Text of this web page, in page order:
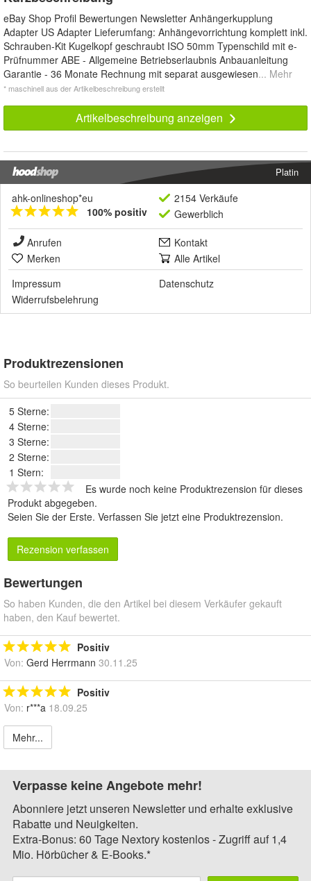
eBay Shop Profil Bewertungen Newsletter Anhängerkupplung
Adapter US Adapter Lieferumfang: Anhängevorrichtung komplett inkl.
Schrauben-Kit Kugelkopf geschraubt ISO 50mm Typenschild mit e-
Prüfnummer ABE - Allgemeine Betriebserlaubnis Anbauanleitung
Garantie - 36 Monate Rechnung mit separat ausgewiesen... Mehr
* maschinell aus der Artikelbeschreibung erstellt
Artikelbeschreibung anzeigen
Platin
ahk-onlineshop*eu
100% positiv
2154 Verkäufe
Gewerblich
Anrufen
Kontakt
Merken
Alle Artikel
Impressum
Datenschutz
Widerrufsbelehrung
Produktrezensionen
So beurteilen Kunden dieses Produkt.
5 Sterne:
4 Sterne:
3 Sterne:
2 Sterne:
1 Stern:
Es wurde noch keine Produktrezension für dieses
Produkt abgegeben.
Seien Sie der Erste. Verfassen Sie jetzt eine Produktrezension.
Rezension verfassen
Bewertungen
So haben Kunden, die den Artikel bei diesem Verkäufer gekauft
haben, den Kauf bewertet.
Positiv
Von: Gerd Herrmann 30.11.25
Positiv
Von: r***a 18.09.25
Mehr...
Verpasse keine Angebote mehr!
Abonniere jetzt unseren Newsletter und erhalte exklusive
Rabatte und Neuigkeiten.
Extra-Bonus: 60 Tage Nextory kostenlos - Zugriff auf 1,4
Mio. Hörbücher & E-Books.*